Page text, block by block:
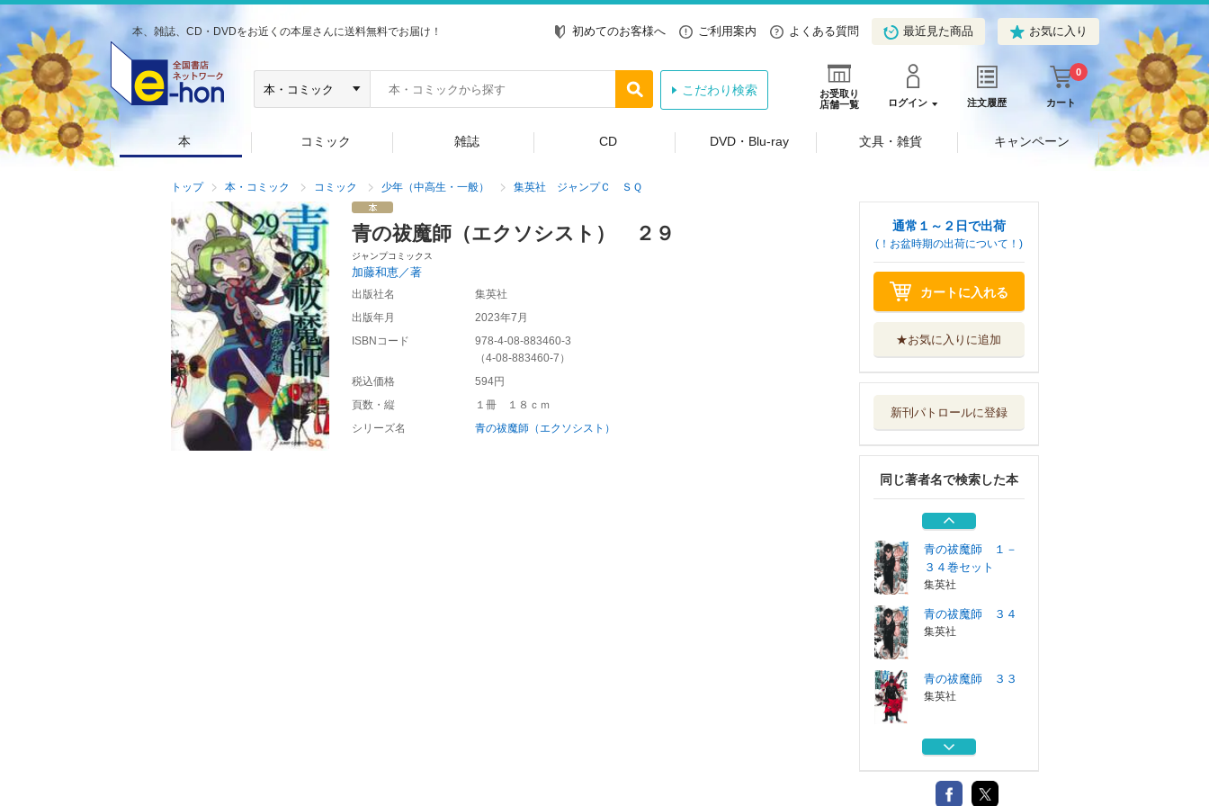
本、雑誌、CD・DVDをお近くの本屋さんに送料無料でお届け！ 初めてのお客様へ ご利用案内 よくある質問 最近見た商品 お気に入り
お受取り
店舗一覧
ログイン 注文履歴 カート
0
こだわり検索
本 コミック 雑誌 CD DVD・Blu-ray 文具・雑貨 キャンペーン
トップ 本・コミック コミック 少年（中高生・一般） 集英社 ジャンプＣ ＳＱ
青の祓魔師（エクソシスト） ２９
ジャンプコミックス
加藤和恵／著
出版社名
集英社
出版年月
2023年7月
ISBNコード
978-4-08-883460-3
（4-08-883460-7 ）
税込価格
594円
頁数・縦
１冊 １８ｃｍ
シリーズ名
青の祓魔師（エクソシスト）
通常１～２日で出荷
(！お盆時期の出荷について！)
カートに入れる
★お気に入りに追加
新刊パトロールに登録
同じ著者名で検索した本
青の祓魔師 ３３
集英社
青の祓魔師 ３２
青の祓魔師 ３１
集英社
青の祓魔師 １－
３４巻セット
集英社
青の祓魔師 ３４
集英社
青の祓魔師 ３３
集英社
青の祓魔師 ３２